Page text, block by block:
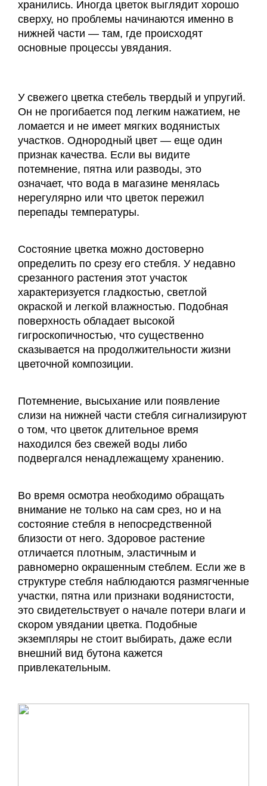
хранились. Иногда цветок выглядит хорошо
сверху, но проблемы начинаются именно в
нижней части — там, где происходят
основные процессы увядания.
У свежего цветка стебель твердый и упругий.
Он не прогибается под легким нажатием, не
ломается и не имеет мягких водянистых
участков. Однородный цвет — еще один
признак качества. Если вы видите
потемнение, пятна или разводы, это
означает, что вода в магазине менялась
нерегулярно или что цветок пережил
перепады температуры.
Состояние цветка можно достоверно
определить по срезу его стебля. У недавно
срезанного растения этот участок
характеризуется гладкостью, светлой
окраской и легкой влажностью. Подобная
поверхность обладает высокой
гигроскопичностью, что существенно
сказывается на продолжительности жизни
цветочной композиции.
Потемнение, высыхание или появление
слизи на нижней части стебля сигнализируют
о том, что цветок длительное время
находился без свежей воды либо
подвергался ненадлежащему хранению.
Во время осмотра необходимо обращать
внимание не только на сам срез, но и на
состояние стебля в непосредственной
близости от него. Здоровое растение
отличается плотным, эластичным и
равномерно окрашенным стеблем. Если же в
структуре стебля наблюдаются размягченные
участки, пятна или признаки водянистости,
это свидетельствует о начале потери влаги и
скором увядании цветка. Подобные
экземпляры не стоит выбирать, даже если
внешний вид бутона кажется
привлекательным.